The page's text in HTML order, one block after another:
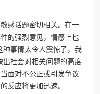
感话题密切相关。在一
的强烈意见，情感上也
种事情太令人震惊了，我
出社会对相关问题的高度
面对不公正或引发争议
反应将更加迅速。